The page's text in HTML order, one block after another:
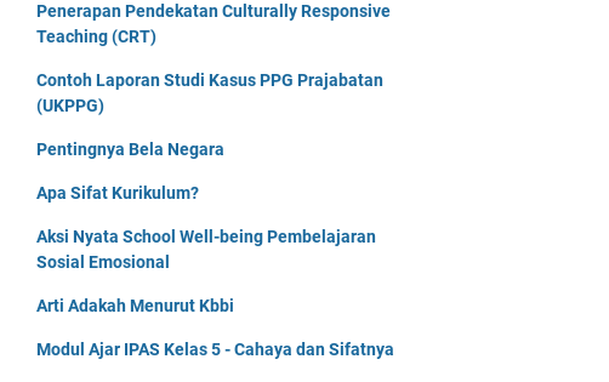
Penerapan Pendekatan Culturally Responsive
Teaching (CRT)
Contoh Laporan Studi Kasus PPG Prajabatan
(UKPPG)
Pentingnya Bela Negara
Apa Sifat Kurikulum?
Aksi Nyata School Well-being Pembelajaran
Sosial Emosional
Arti Adakah Menurut Kbbi
Modul Ajar IPAS Kelas 5 - Cahaya dan Sifatnya